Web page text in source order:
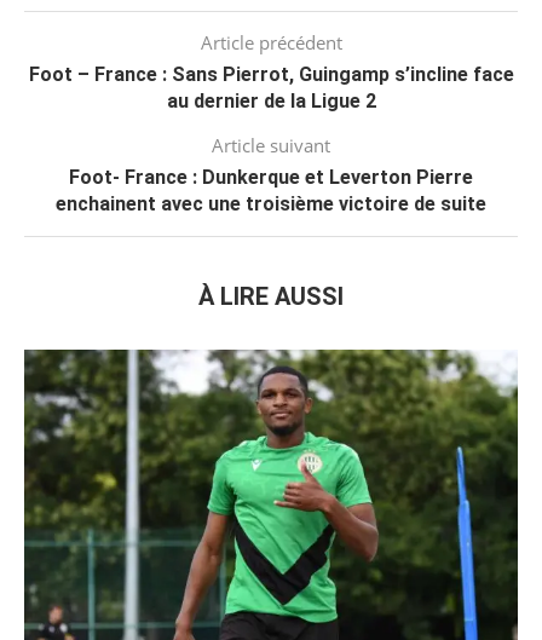
Article précédent
Foot – France : Sans Pierrot, Guingamp s’incline face
au dernier de la Ligue 2
Article suivant
Foot- France : Dunkerque et Leverton Pierre
enchainent avec une troisième victoire de suite
À LIRE AUSSI